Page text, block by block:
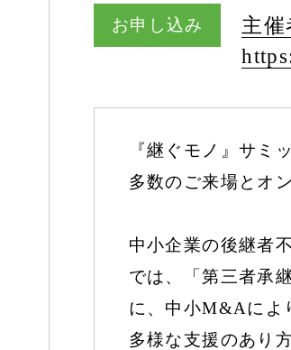
お申し込み
主
『継ぐモノ』サミ
多数のご来場とオ
中小企業の後継者
では、「第三者承
に、中小M&Aによ
多様な支援のあり